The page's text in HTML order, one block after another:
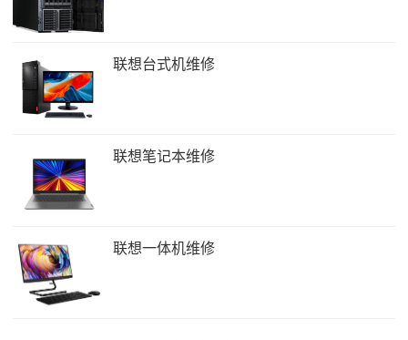
联想台式机维修
联想笔记本维修
联想一体机维修